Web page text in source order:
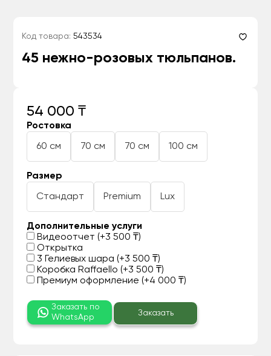
Код товара: 543534
45 нежно-розовых тюльпанов.
54 000 ₸
Ростовка
60 см 70 см 70 см 100 см
Размер
Стандарт Premium Lux
Дополнительные услуги
Видеоотчет (+3 500 ₸)
Открытка
3 Гелиевых шара (+3 500 ₸)
Коробка Raffaello (+3 500 ₸)
Премиум оформление (+4 000 ₸)
Заказать по
WhatsApp
Заказать